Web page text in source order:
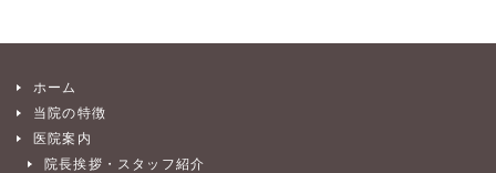
ホーム
当院の特徴
医院案内
院長挨拶・スタッフ紹介